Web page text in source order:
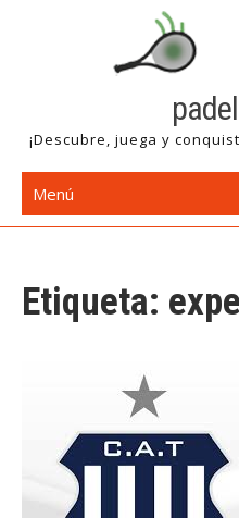
¡Descubre, juega y
Menú
Etiqueta: